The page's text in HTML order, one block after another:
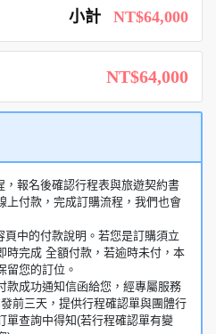
小計 NT$64,000
NT$64,000
報名後確認行程表與旅遊契約書
上付款，完成訂購流程，我們也會
中的付款說明。若您是訂購須立
時完成 全額付款，若逾時未付，本
留您的訂位。
款成功通知信函給您，經專屬服務
前三天，提供行程確認單與團體行
單查詢中得知(若行程確認單有變